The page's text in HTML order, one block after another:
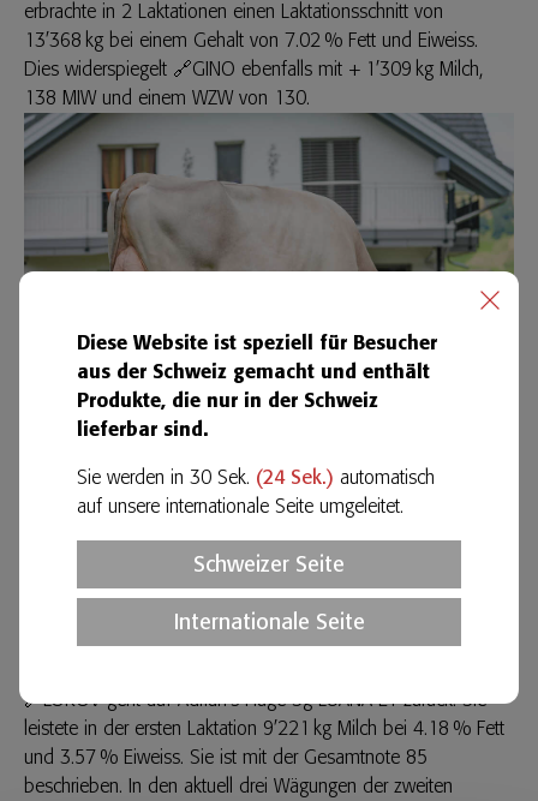
Diese Website ist speziell für Besucher
aus der Schweiz gemacht und enthält
Produkte, die nur in der Schweiz
lieferbar sind.
Sie werden in 30 Sek. (23Sek.) automatisch
auf unsere internationale Seite umgeleitet.
Schweizer Seite
Internationale Seite
erbrachte in 2 Laktationen einen Laktationsschnitt von
13’368 kg bei einem Gehalt von 7.02 % Fett und Eiweiss.
Dies widerspiegelt 🔗GINO ebenfalls mit + 1’309 kg Milch,
138 MIW und einem WZW von 130.
Biser’s Capucino GIANNA-ET, Mutter von GINO.
🔗GoldHill Sting LOKOV-ET – aus der
🔗LOKOVgeht auf Adrian's Huge Sg LUANA-ET zurück. Sie
leistete in der ersten Laktation 9’221 kg Milch bei 4.18 % Fett
und 3.57 % Eiweiss. Sie ist mit der Gesamtnote 85
beschrieben. In den aktuell drei Wägungen der zweiten